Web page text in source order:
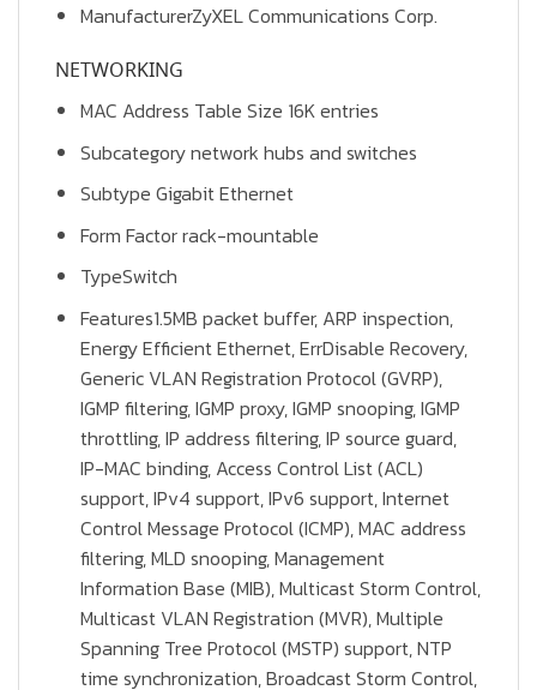
ManufacturerZyXEL Communications Corp.
NETWORKING
MAC Address Table Size 16K entries
Subcategory network hubs and switches
Subtype Gigabit Ethernet
Form Factor rack-mountable
TypeSwitch
Features1.5MB packet buffer, ARP inspection,
Energy Efficient Ethernet, ErrDisable Recovery,
Generic VLAN Registration Protocol (GVRP),
IGMP filtering, IGMP proxy, IGMP snooping, IGMP
throttling, IP address filtering, IP source guard,
IP-MAC binding, Access Control List (ACL)
support, IPv4 support, IPv6 support, Internet
Control Message Protocol (ICMP), MAC address
filtering, MLD snooping, Management
Information Base (MIB), Multicast Storm Control,
Multicast VLAN Registration (MVR), Multiple
Spanning Tree Protocol (MSTP) support, NTP
time synchronization, Broadcast Storm Control,